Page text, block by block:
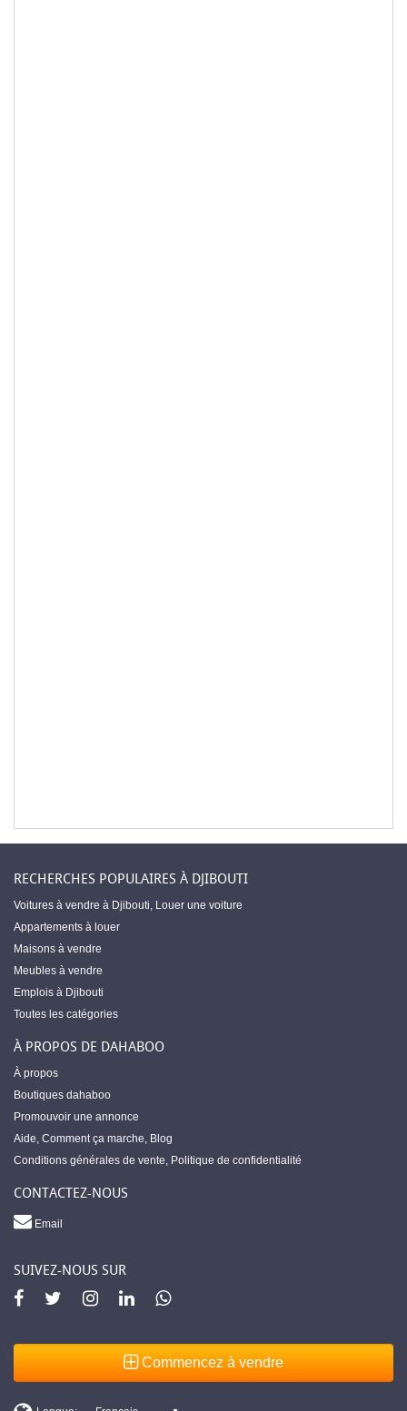
RECHERCHES POPULAIRES À DJIBOUTI
Voitures à vendre à Djibouti, Louer une voiture
Appartements à louer
Maisons à vendre
Meubles à vendre
Emplois à Djibouti
Toutes les catégories
À PROPOS DE DAHABOO
À propos
Boutiques dahaboo
Promouvoir une annonce
Aide, Comment ça marche, Blog
Conditions générales de vente, Politique de confidentialité
CONTACTEZ-NOUS
Email
SUIVEZ-NOUS SUR
Commencez à vendre